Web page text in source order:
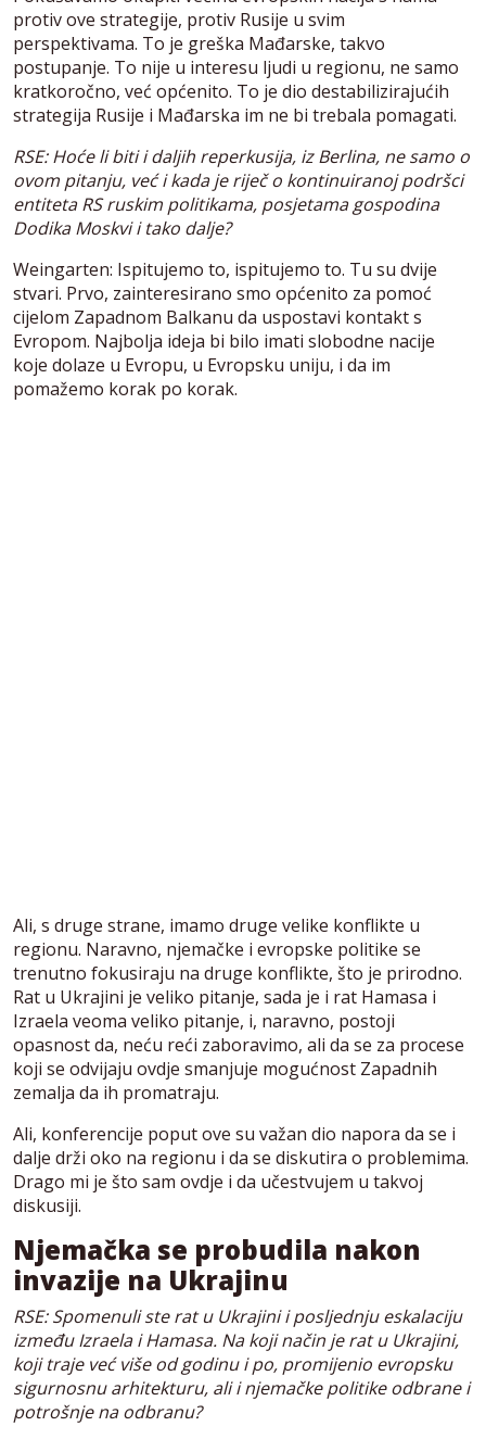
protiv ove strategije, protiv Rusije u svim
perspektivama. To je greška Mađarske, takvo
postupanje. To nije u interesu ljudi u regionu, ne samo
kratkoročno, već općenito. To je dio destabilizirajućih
strategija Rusije i Mađarska im ne bi trebala pomagati.
RSE: Hoće li biti i daljih reperkusija, iz Berlina, ne samo o
ovom pitanju, već i kada je riječ o kontinuiranoj podršci
entiteta RS ruskim politikama, posjetama gospodina
Dodika Moskvi i tako dalje?
Weingarten: Ispitujemo to, ispitujemo to. Tu su dvije
stvari. Prvo, zainteresirano smo općenito za pomoć
cijelom Zapadnom Balkanu da uspostavi kontakt s
Evropom. Najbolja ideja bi bilo imati slobodne nacije
koje dolaze u Evropu, u Evropsku uniju, i da im
pomažemo korak po korak.
Ali, s druge strane, imamo druge velike konflikte u
regionu. Naravno, njemačke i evropske politike se
trenutno fokusiraju na druge konflikte, što je prirodno.
Rat u Ukrajini je veliko pitanje, sada je i rat Hamasa i
Izraela veoma veliko pitanje, i, naravno, postoji
opasnost da, neću reći zaboravimo, ali da se za procese
koji se odvijaju ovdje smanjuje mogućnost Zapadnih
zemalja da ih promatraju.
Ali, konferencije poput ove su važan dio napora da se i
dalje drži oko na regionu i da se diskutira o problemima.
Drago mi je što sam ovdje i da učestvujem u takvoj
diskusiji.
Njemačka se probudila nakon
invazije na Ukrajinu
RSE: Spomenuli ste rat u Ukrajini i posljednju eskalaciju
između Izraela i Hamasa. Na koji način je rat u Ukrajini,
koji traje već više od godinu i po, promijenio evropsku
sigurnosnu arhitekturu, ali i njemačke politike odbrane i
potrošnje na odbranu?